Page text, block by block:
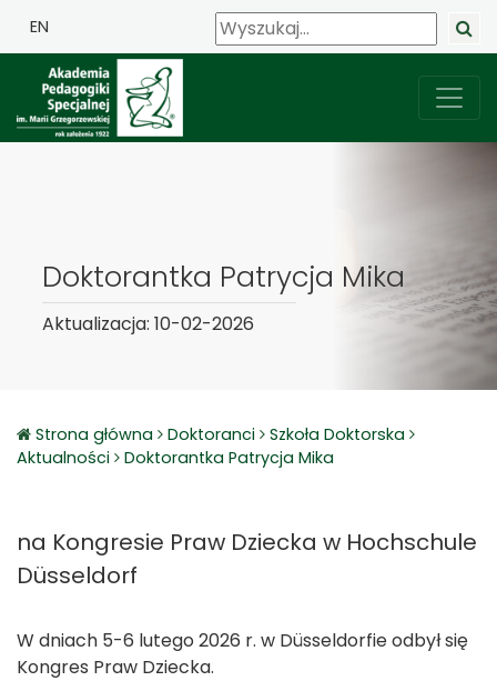
EN
Doktorantka Patrycja Mika
Aktualizacja: 10-02-2026
Strona główna Doktoranci
Szkoła Doktorska
Aktualności
Doktorantka Patrycja Mika
na Kongresie Praw Dziecka w Hochschule
Düsseldorf
W dniach 5-6 lutego 2026 r. w Düsseldorfie odbył się
Kongres Praw Dziecka.